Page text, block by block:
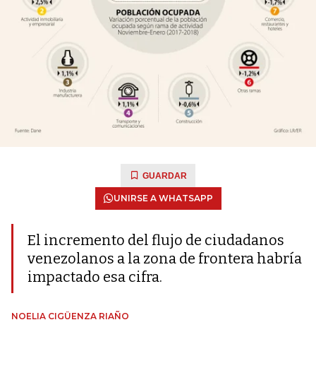
GUARDAR
UNIRSE A WHATSAPP
El incremento del flujo de ciudadanos
venezolanos a la zona de frontera habría
impactado esa cifra.
NOELIA CIGÜENZA RIAÑO